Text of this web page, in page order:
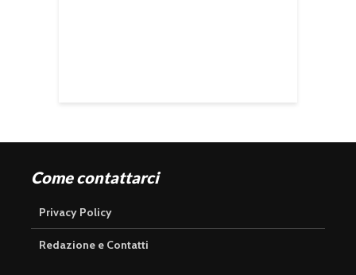
Come contattarci
Privacy Policy
Redazione e Contatti